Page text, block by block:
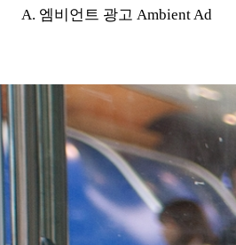
A. 엠비언트 광고 Ambient Ad